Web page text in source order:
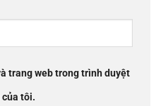
trang web trong trình duyệt
tôi.